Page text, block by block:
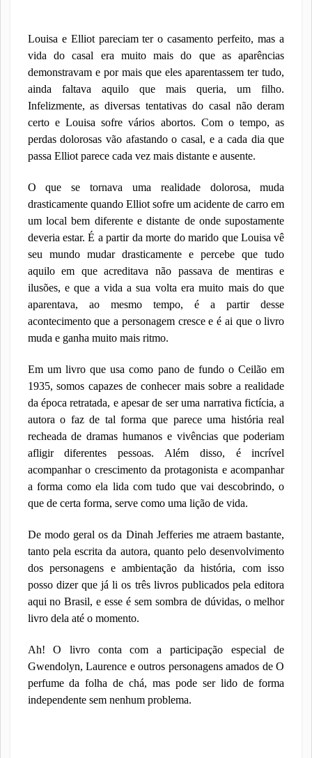
Louisa e Elliot pareciam ter o casamento perfeito, mas a
vida do casal era muito mais do que as aparências
demonstravam e por mais que eles aparentassem ter tudo,
ainda faltava aquilo que mais queria, um filho.
Infelizmente, as diversas tentativas do casal não deram
certo e Louisa sofre vários abortos. Com o tempo, as
perdas dolorosas vão afastando o casal, e a cada dia que
passa Elliot parece cada vez mais distante e ausente.
O que se tornava uma realidade dolorosa, muda
drasticamente quando Elliot sofre um acidente de carro em
um local bem diferente e distante de onde supostamente
deveria estar. É a partir da morte do marido que Louisa vê
seu mundo mudar drasticamente e percebe que tudo
aquilo em que acreditava não passava de mentiras e
ilusões, e que a vida a sua volta era muito mais do que
aparentava, ao mesmo tempo, é a partir desse
acontecimento que a personagem cresce e é ai que o livro
muda e ganha muito mais ritmo.
Em um livro que usa como pano de fundo o Ceilão em
1935, somos capazes de conhecer mais sobre a realidade
da época retratada, e apesar de ser uma narrativa fictícia, a
autora o faz de tal forma que parece uma história real
recheada de dramas humanos e vivências que poderiam
afligir diferentes pessoas. Além disso, é incrível
acompanhar o crescimento da protagonista e acompanhar
a forma como ela lida com tudo que vai descobrindo, o
que de certa forma, serve como uma lição de vida.
De modo geral os da Dinah Jefferies me atraem bastante,
tanto pela escrita da autora, quanto pelo desenvolvimento
dos personagens e ambientação da história, com isso
posso dizer que já li os três livros publicados pela editora
aqui no Brasil, e esse é sem sombra de dúvidas, o melhor
livro dela até o momento.
Ah! O livro conta com a participação especial de
Gwendolyn, Laurence e outros personagens amados de O
perfume da folha de chá, mas pode ser lido de forma
independente sem nenhum problema.